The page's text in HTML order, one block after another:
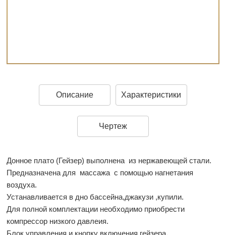
Описание Характеристики
Чертеж
Донное плато (Гейзер) выполнена из нержавеющей стали.
Предназначена для массажа с помощью нагнетания
воздуха.
Устанавливается в дно бассейна,джакузи ,купили.
Для полной комплектации необходимо приобрести
компрессор низкого давлеия.
Блок управления и кнопку включения гейзера.